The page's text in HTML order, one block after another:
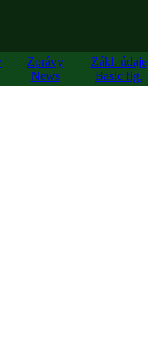
Zprávy
News
Zákl. údaje
Basic fig.